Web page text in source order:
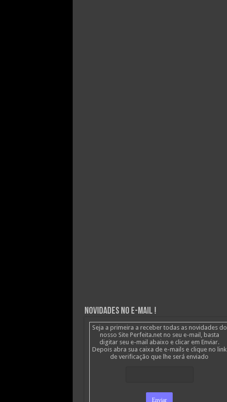
Novidades no E-mail !
Seja a primeira a receber todas as novidades do
nosso Site Perfeita.net no seu e-mail, basta
digitar seu e-mail abaixo e clicar em Enviar.
Depois abra sua caixa de e-mails e clique no link
de verificação que lhe será enviado